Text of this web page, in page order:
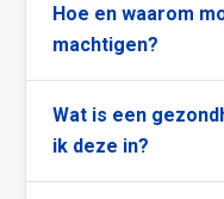
Hoe en waarom
machtigen?
Wat is een
ik deze in?